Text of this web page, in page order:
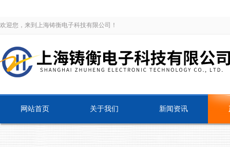
欢迎您，来到上海铸衡电子科技有限公司！
网站首页 关于我们 新闻资讯